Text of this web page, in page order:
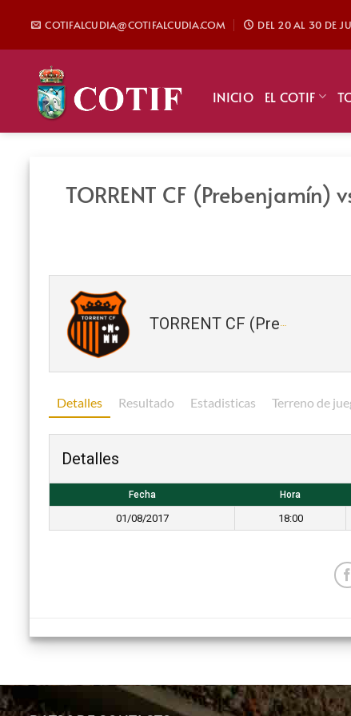
contenido
COTIFALCUDIA@COTIFALCUDIA.COM DEL 20 AL 30 DE
INICIO EL COTIF
TORRENT CF (Prebenjamín)
TORRENT CF (Prebenjamín)
Detalles Resultado Estadisticas Terreno de
Detalles
Fecha Hora
01/08/2017 18:00